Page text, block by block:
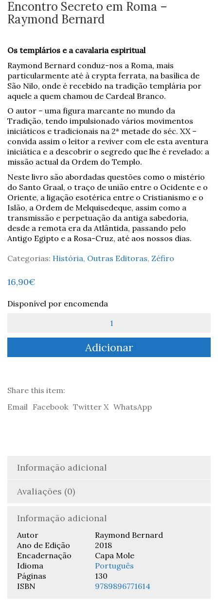
Encontro Secreto em Roma –
Raymond Bernard
Os templários e a cavalaria espiritual
Raymond Bernard conduz-nos a Roma, mais
particularmente até à crypta ferrata, na basílica de
São Nilo, onde é recebido na tradição templária por
aquele a quem chamou de Cardeal Branco.
O autor – uma figura marcante no mundo da
Tradição, tendo impulsionado vários movimentos
iniciáticos e tradicionais na 2ª metade do séc. XX –
convida assim o leitor a reviver com ele esta aventura
iniciática e a descobrir o segredo que lhe é revelado: a
missão actual da Ordem do Templo.
Neste livro são abordadas questões como o mistério
do Santo Graal, o traço de união entre o Ocidente e o
Oriente, a ligação esotérica entre o Cristianismo e o
Islão, a Ordem de Melquisedeque, assim como a
transmissão e perpetuação da antiga sabedoria,
desde a remota era da Atlântida, passando pelo
Antigo Egipto e a Rosa-Cruz, até aos nossos dias.
Categorias: História, Outras Editoras, Zéfiro
16,90€
Disponível por encomenda
Encontro
em
Raymond
Adicionar
Share this item:
Email Facebook Twitter X WhatsApp
Informação adicional
Avaliações (0)
Informação adicional
Autor
Raymond Bernard
Ano de Edição
2018
Encadernação
Capa Mole
Idioma
Português
Páginas
130
ISBN
9789896771614